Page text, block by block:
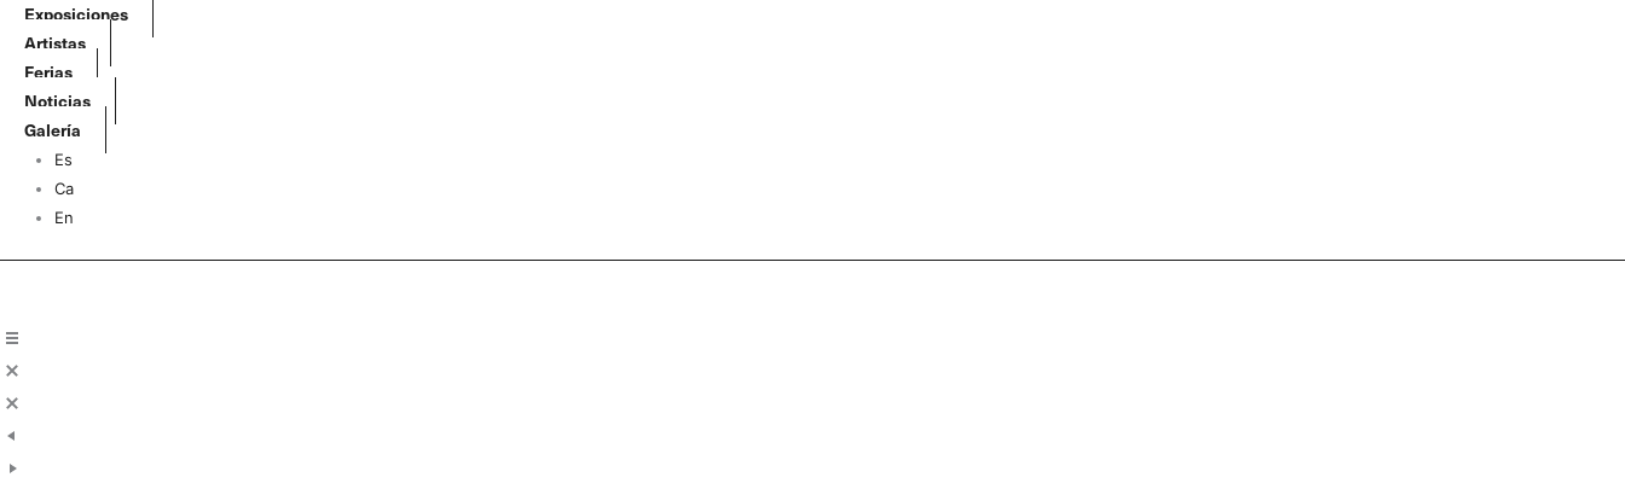
contenido
Exposiciones
Artistas
Ferias
Noticias
Galería
Es
Ca
En